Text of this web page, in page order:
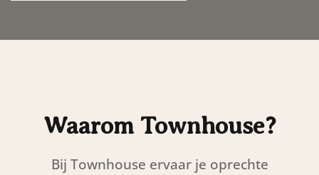
Waarom Townhouse?
Bij Townhouse ervaar je oprechte